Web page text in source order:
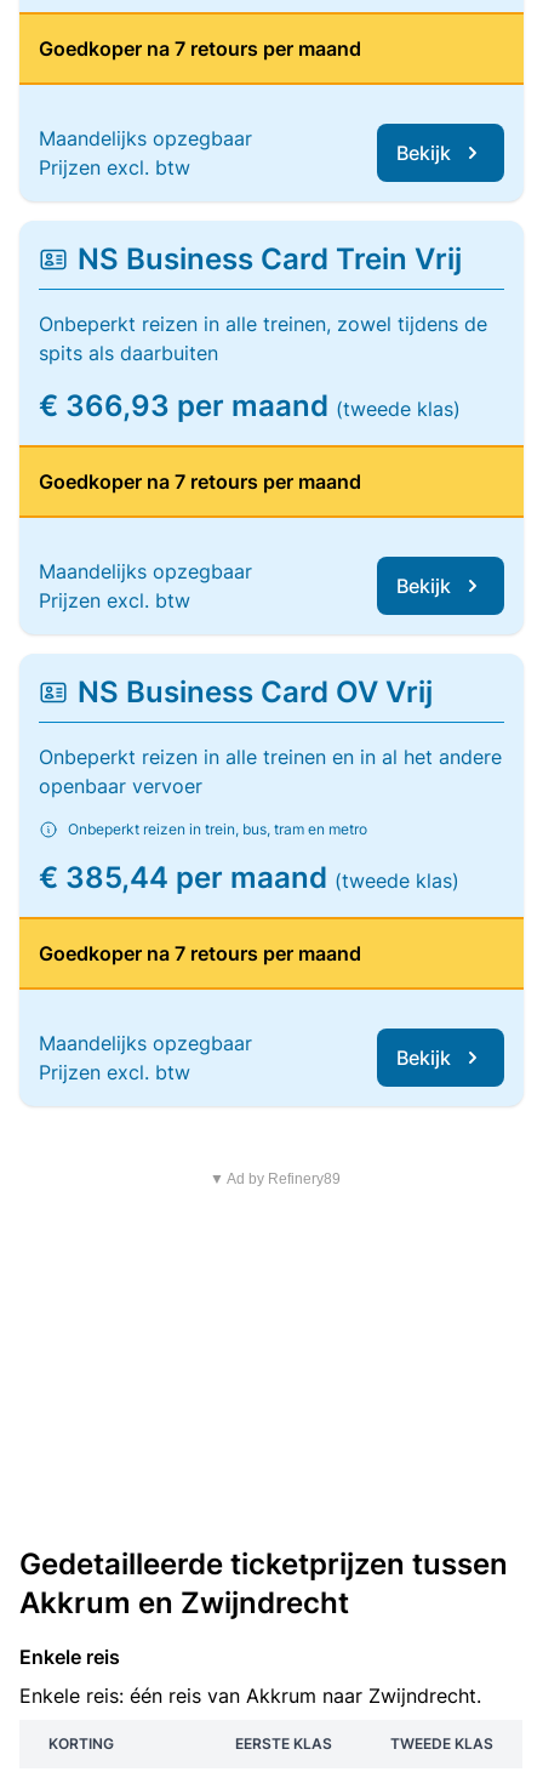
Goedkoper na 7 retours per maand
Maandelijks opzegbaar
Prijzen excl. btw
Bekijk
NS Business Card Trein Vrij
Onbeperkt reizen in alle treinen, zowel tijdens de
spits als daarbuiten
€ 366,93 per maand (tweede klas)
Goedkoper na 7 retours per maand
Maandelijks opzegbaar
Prijzen excl. btw
Bekijk
NS Business Card OV Vrij
Onbeperkt reizen in alle treinen en in al het andere
openbaar vervoer
Onbeperkt reizen in trein, bus, tram en metro
€ 385,44 per maand (tweede klas)
Goedkoper na 7 retours per maand
Maandelijks opzegbaar
Prijzen excl. btw
Bekijk
▼ Ad by Refinery89
Gedetailleerde ticketprijzen tussen
Akkrum en Zwijndrecht
Enkele reis
Enkele reis: één reis van Akkrum naar Zwijndrecht.
KORTING EERSTE KLAS TWEEDE KLAS